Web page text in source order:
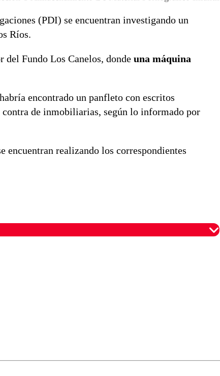
(PDI) se encuentran investigando un
Ríos.
Fundo Los Canelos, donde una máquina
encontrado un panfleto con escritos
de inmobiliarias, según lo informado por
realizando los correspondientes